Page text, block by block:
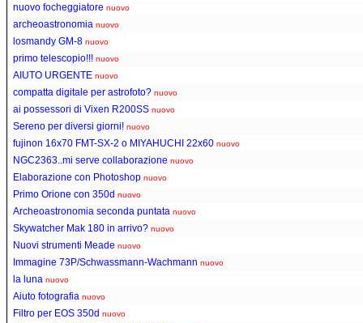
nuovo focheggiatore nuovo
archeoastronomia nuovo
losmandy GM-8 nuovo
primo telescopio!!! nuovo
AIUTO URGENTE nuovo
compatta digitale per astrofoto? nuovo
ai possessori di Vixen R200SS nuovo
Sereno per diversi giorni! nuovo
fujinon 16x70 FMT-SX-2 o MIYAHUCHI 22x60 nuovo
NGC2363..mi serve collaborazione nuovo
Elaborazione con Photoshop nuovo
Primo Orione con 350d nuovo
Archeoastronomia seconda puntata nuovo
Skywatcher Mak 180 in arrivo? nuovo
Nuovi strumenti Meade nuovo
Immagine 73P/Schwassmann-Wachmann nuovo
la luna nuovo
Aiuto fotografia nuovo
Filtro per EOS 350d nuovo